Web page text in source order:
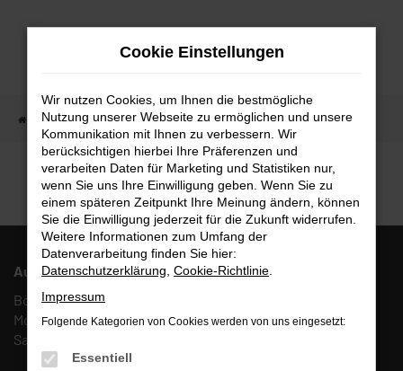
Zum
Startseite Fahrzeugangebote Fahrzeugmarkt
Fahrzeugmarkt
Autohaus Fulda West AFW GmbH & Co. KG
Böcklerstr. 27, 36041 Fulda
Mo. – Fr.: 10:00 – 18:00 Uhr
Sa.: 10:00 – 13:00 Uhr
Cookie Einstellungen
Wir nutzen Cookies, um Ihnen die bestmögliche
Nutzung unserer Webseite zu ermöglichen und unsere
Kommunikation mit Ihnen zu verbessern. Wir
berücksichtigen hierbei Ihre Präferenzen und
verarbeiten Daten für Marketing und Statistiken nur,
wenn Sie uns Ihre Einwilligung geben. Wenn Sie zu
einem späteren Zeitpunkt Ihre Meinung ändern, können
Sie die Einwilligung jederzeit für die Zukunft widerrufen.
Weitere Informationen zum Umfang der
Datenverarbeitung finden Sie hier:
Datenschutzerklärung Cookie-Richtlinie
Impressum
Folgende Kategorien von Cookies werden von uns eingesetzt:
Essentiell